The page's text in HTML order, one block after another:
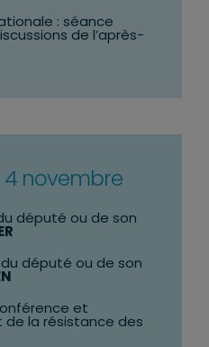
: séance
de l’après-
novembre
député ou de son
député ou de son
et
de la résistance des